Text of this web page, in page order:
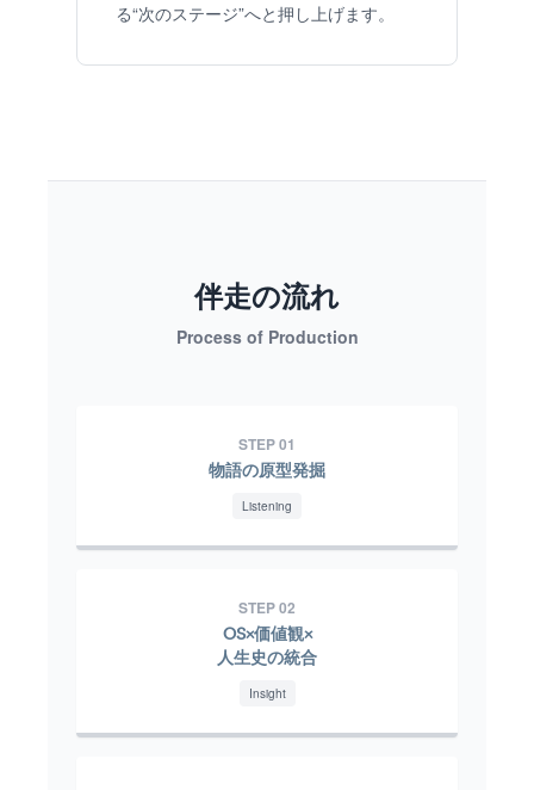
る“次のステージ”へと押し上げます。
伴走の流れ
Process of Production
STEP 01
物語の原型発掘
Listening
STEP 02
OS×価値観×
人生史の統合
Insight